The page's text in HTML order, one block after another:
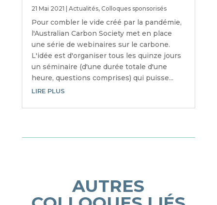
21 Mai 2021 Actualités, Colloques sponsorisés
Pour combler le vide créé par la pandémie,
l'Australian Carbon Society met en place
une série de webinaires sur le carbone.
L'idée est d'organiser tous les quinze jours
un séminaire (d'une durée totale d'une
heure, questions comprises) qui puisse...
LIRE PLUS
AUTRES